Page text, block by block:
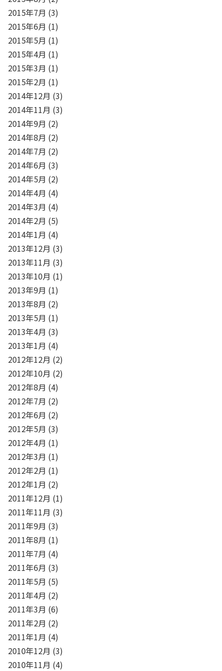
2015年7月 (3)
2015年6月 (1)
2015年5月 (1)
2015年4月 (1)
2015年3月 (1)
2015年2月 (1)
2014年12月 (3)
2014年11月 (3)
2014年9月 (2)
2014年8月 (2)
2014年7月 (2)
2014年6月 (3)
2014年5月 (2)
2014年4月 (4)
2014年3月 (4)
2014年2月 (5)
2014年1月 (4)
2013年12月 (3)
2013年11月 (3)
2013年10月 (1)
2013年9月 (1)
2013年8月 (2)
2013年5月 (1)
2013年4月 (3)
2013年1月 (4)
2012年12月 (2)
2012年10月 (2)
2012年8月 (4)
2012年7月 (2)
2012年6月 (2)
2012年5月 (3)
2012年4月 (1)
2012年3月 (1)
2012年2月 (1)
2012年1月 (2)
2011年12月 (1)
2011年11月 (3)
2011年9月 (3)
2011年8月 (1)
2011年7月 (4)
2011年6月 (3)
2011年5月 (5)
2011年4月 (2)
2011年3月 (6)
2011年2月 (2)
2011年1月 (4)
2010年12月 (3)
2010年11月 (4)